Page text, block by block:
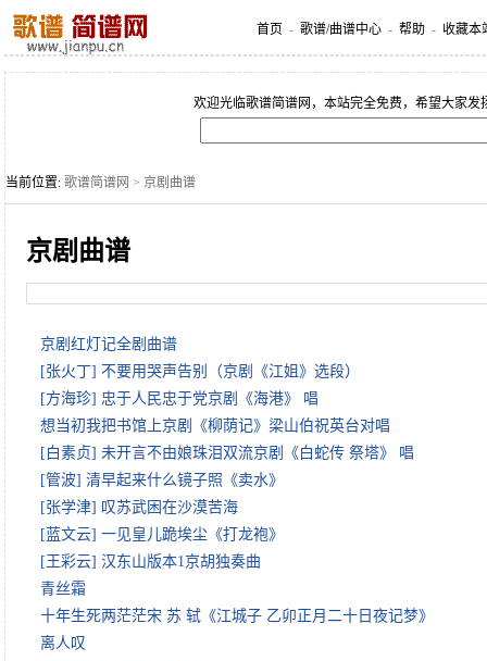
首页 - 歌谱/曲谱中心 - 帮助 - 收藏本
欢迎光临歌谱简谱网，本站完全免费，希望大家发
当前位置: 歌谱简谱网 > 京剧曲谱
京剧曲谱
京剧红灯记全剧曲谱
[张火丁] 不要用哭声告别（京剧《江姐》选段）
[方海珍] 忠于人民忠于党京剧《海港》 唱
想当初我把书馆上京剧《柳荫记》梁山伯祝英台对唱
[白素贞] 未开言不由娘珠泪双流京剧《白蛇传 祭塔》 唱
[管波] 清早起来什么镜子照《卖水》
[张学津] 叹苏武困在沙漠苦海
[蓝文云] 一见皇儿跪埃尘《打龙袍》
[王彩云] 汉东山版本1京胡独奏曲
青丝霜
十年生死两茫茫宋 苏 轼《江城子 乙卯正月二十日夜记梦》
离人叹